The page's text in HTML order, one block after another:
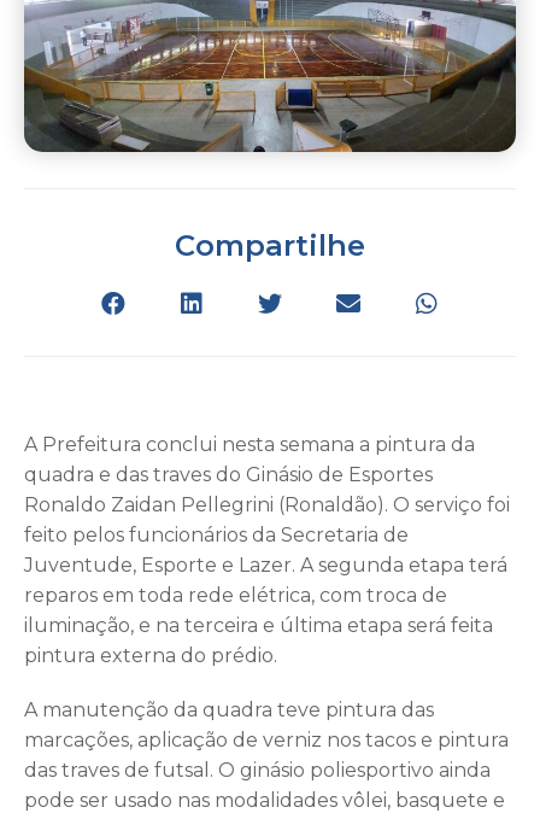
Compartilhe
A Prefeitura conclui nesta semana a pintura da
quadra e das traves do Ginásio de Esportes
Ronaldo Zaidan Pellegrini (Ronaldão). O serviço foi
feito pelos funcionários da Secretaria de
Juventude, Esporte e Lazer. A segunda etapa terá
reparos em toda rede elétrica, com troca de
iluminação, e na terceira e última etapa será feita
pintura externa do prédio.
A manutenção da quadra teve pintura das
marcações, aplicação de verniz nos tacos e pintura
das traves de futsal. O ginásio poliesportivo ainda
pode ser usado nas modalidades vôlei, basquete e